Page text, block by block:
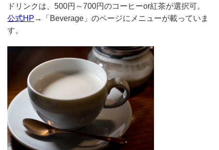
ドリンクは、500円～700円のコーヒーor紅茶が選択可。
公式HP →「Beverage」のページにメニューが載っていま
す。